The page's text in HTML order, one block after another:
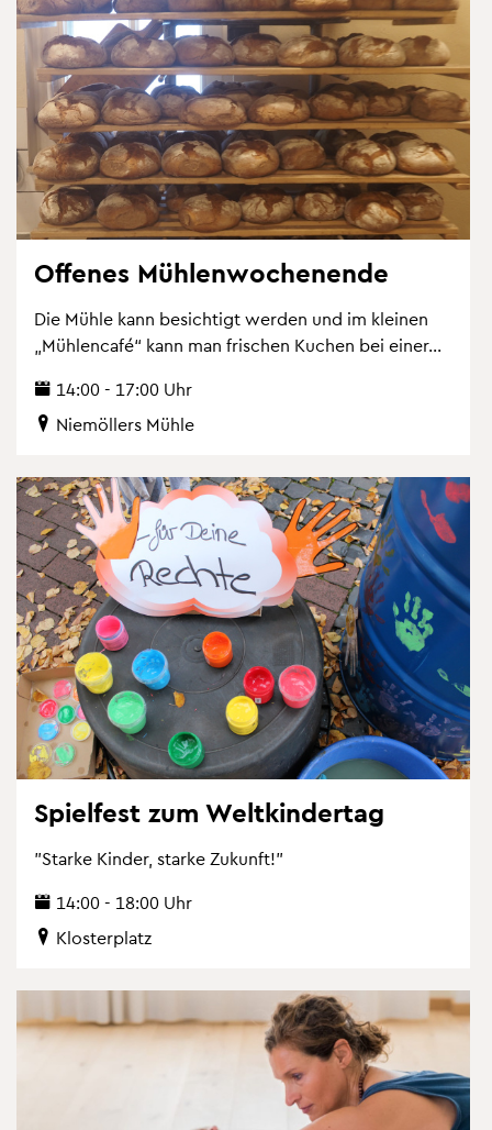
Of­fe­nes Müh­len­wo­chen­en­de
Die Mühle kann be­sich­tigt wer­den und im klei­nen
„Müh­len­ca­fé“ kann man fri­schen Ku­chen bei einer...
14:00 - 17:00 Uhr
Nie­möl­lers Mühle
Spiel­fest zum Welt­kin­der­tag
"Star­ke Kin­der, star­ke Zu­kunft!"
14:00 - 18:00 Uhr
Klos­ter­platz